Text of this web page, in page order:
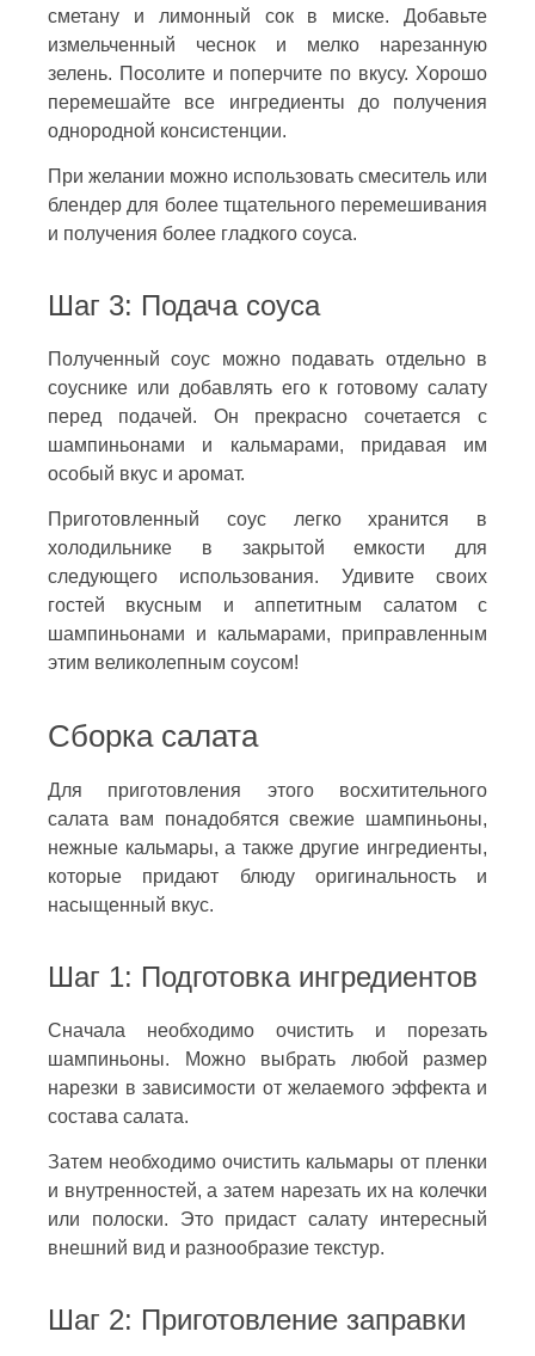
сметану и лимонный сок в миске. Добавьте
измельченный чеснок и мелко нарезанную
зелень. Посолите и поперчите по вкусу. Хорошо
перемешайте все ингредиенты до получения
однородной консистенции.
При желании можно использовать смеситель или
блендер для более тщательного перемешивания
и получения более гладкого соуса.
Шаг 3: Подача соуса
Полученный соус можно подавать отдельно в
соуснике или добавлять его к готовому салату
перед подачей. Он прекрасно сочетается с
шампиньонами и кальмарами, придавая им
особый вкус и аромат.
Приготовленный соус легко хранится в
холодильнике в закрытой емкости для
следующего использования. Удивите своих
гостей вкусным и аппетитным салатом с
шампиньонами и кальмарами, приправленным
этим великолепным соусом!
Сборка салата
Для приготовления этого восхитительного
салата вам понадобятся свежие шампиньоны,
нежные кальмары, а также другие ингредиенты,
которые придают блюду оригинальность и
насыщенный вкус.
Шаг 1: Подготовка ингредиентов
Сначала необходимо очистить и порезать
шампиньоны. Можно выбрать любой размер
нарезки в зависимости от желаемого эффекта и
состава салата.
Затем необходимо очистить кальмары от пленки
и внутренностей, а затем нарезать их на колечки
или полоски. Это придаст салату интересный
внешний вид и разнообразие текстур.
Шаг 2: Приготовление заправки